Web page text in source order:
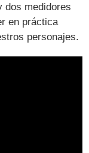
dos medidores
en práctica
personajes.